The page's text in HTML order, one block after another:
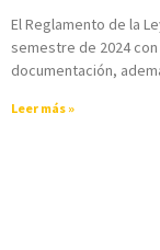
El Reglamento de la
semestre de 2024
documentación,
Leer más »